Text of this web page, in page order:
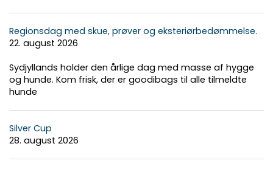
Regionsdag med skue, prøver og eksteriørbedømmelse.
22. august 2026
Sydjyllands holder den årlige dag med masse af hygge
og hunde. Kom frisk, der er goodibags til alle tilmeldte
hunde
Silver Cup
28. august 2026